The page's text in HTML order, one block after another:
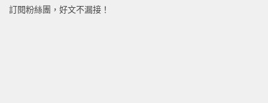
訂閱粉絲團，好文不漏接！